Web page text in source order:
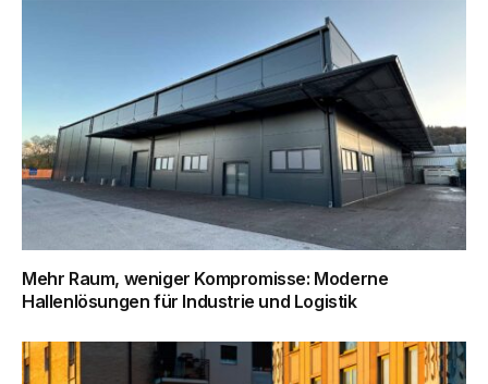
Mehr Raum, weniger Kompromisse: Moderne
Hallenlösungen für Industrie und Logistik